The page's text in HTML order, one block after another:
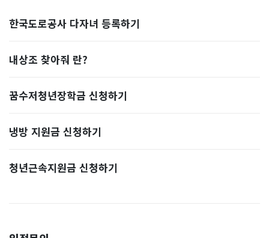
한국도로공사 다자녀 등록하기
내상조 찾아줘 란?
꿈수저청년장학금 신청하기
냉방 지원금 신청하기
청년근속지원금 신청하기